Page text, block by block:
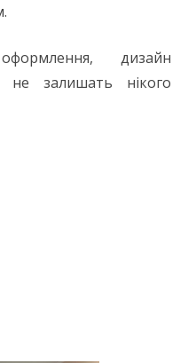
дизайн
не залишать нікого